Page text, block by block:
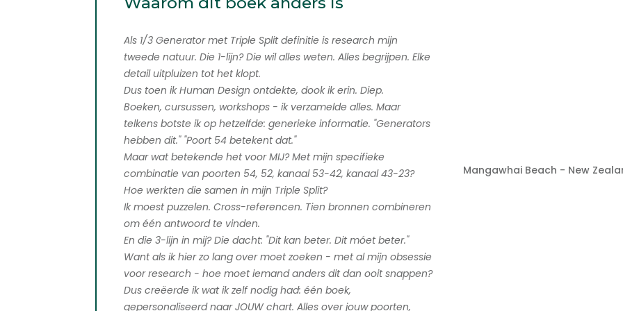
Mangawhai Beach - New
Als 1/3 Generator met Triple Split definitie is research mijn
tweede natuur. Die 1-lijn? Die wil alles weten. Alles begrijpen. Elke
detail uitpluizen tot het klopt.
Dus toen ik Human Design ontdekte, dook ik erin. Diep.
Boeken, cursussen, workshops - ik verzamelde alles. Maar
telkens botste ik op hetzelfde: generieke informatie. "Generators
hebben dit." "Poort 54 betekent dat."
Maar wat betekende het voor MIJ? Met mijn specifieke
combinatie van poorten 54, 52, kanaal 53-42, kanaal 43-23?
Hoe werkten die samen in mijn Triple Split?
Ik moest puzzelen. Cross-referencen. Tien bronnen combineren
om één antwoord te vinden.
En die 3-lijn in mij? Die dacht: "Dit kan beter. Dit móet beter."
Want als ik hier zo lang over moet zoeken - met al mijn obsessie
voor research - hoe moet iemand anders dit dan ooit snappen?
Dus creëerde ik wat ik zelf nodig had: één boek,
gepersonaliseerd naar JOUW chart. Alles over jouw poorten,